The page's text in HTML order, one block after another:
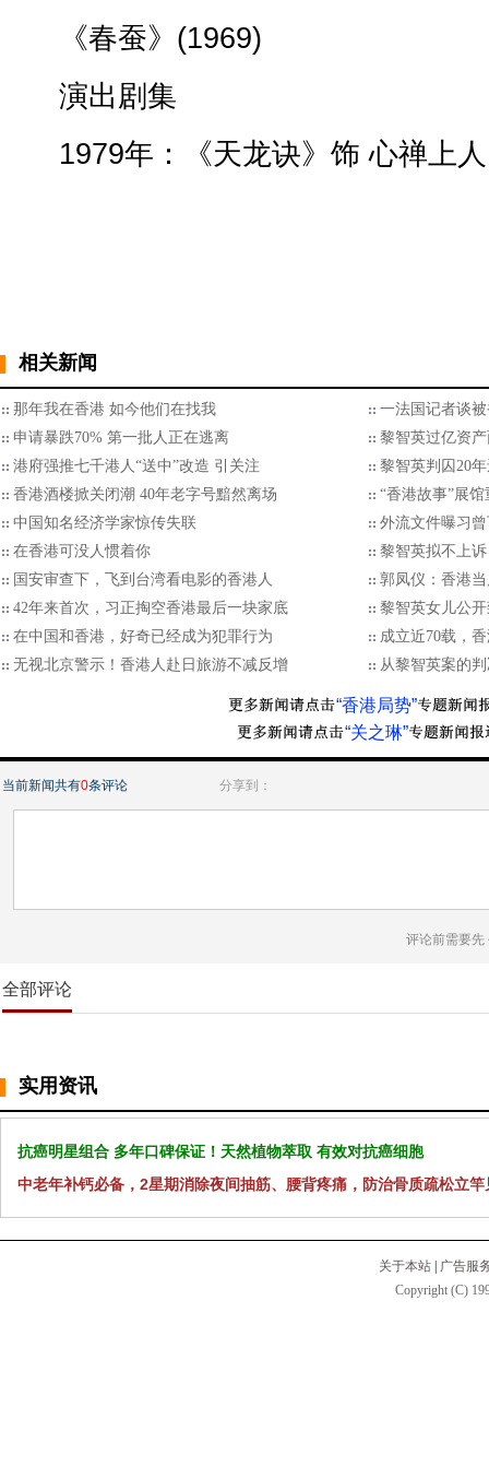
《春蚕》(1969)
演出剧集
1979年：《天龙诀》饰 心禅上人
相关新闻
那年我在香港 如今他们在找我
一法国记者谈
申请暴跌70% 第一批人正在逃离
黎智英过亿资
港府强推七千港人“送中”改造 引关注
黎智英判囚20
香港酒楼掀关闭潮 40年老字号黯然离场
“香港故事”展
中国知名经济学家惊传失联
外流文件曝习
在香港可没人惯着你
黎智英拟不上
国安审查下，飞到台湾看电影的香港人
郭凤仪：香港
42年来首次，习正掏空香港最后一块家底
黎智英女儿公
在中国和香港，好奇已经成为犯罪行为
成立近70载，
无视北京警示！香港人赴日旅游不减反增
从黎智英案的
“香港局势”
“关之琳”
当前新闻共有0条评论 分享到：
评论前需要先
全部评论
实用资讯
抗癌明星组合 多年口碑保证！天然植物萃取 有效对抗癌细胞
中老年补钙必备，2星期消除夜间抽筋、腰背疼痛，防治骨质疏松立竿
关于本站
广告服
Copyright (C)